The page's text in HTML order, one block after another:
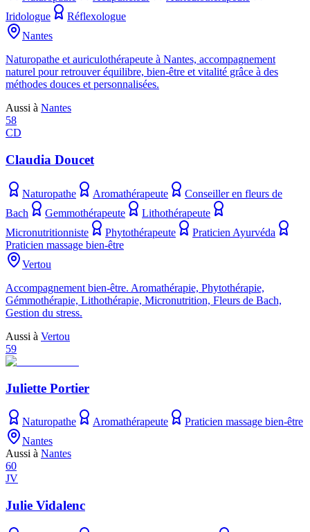
Iridologue
Réflexologue
Nantes
Naturopathe et auriculothérapeute à Nantes, accompagnement
naturel pour retrouver équilibre, bien-être et vitalité grâce à des
méthodes douces et personnalisées.
Aussi à Nantes
58
CD
Claudia Doucet
Naturopathe Aromathérapeute
Conseiller en fleurs de
Bach
Gemmothérapeute
Lithothérapeute
Micronutritionniste
Phytothérapeute
Praticien Ayurvéda
Praticien massage bien-être
Vertou
Accompagnement bien-être. Aromathérapie, Phytothérapie,
Gémmothérapie, Lithothérapie, Micronutrition, Fleurs de Bach,
Gestion du stress.
Aussi à Vertou
59
Juliette Portier
Naturopathe Aromathérapeute
Praticien massage bien-être
Nantes
Aussi à Nantes
60
JV
Julie Vidalenc